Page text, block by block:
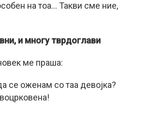
на тоа… Такви сме ние,
и многу тврдоглави
ме праша:
се оженам со таа девојка?